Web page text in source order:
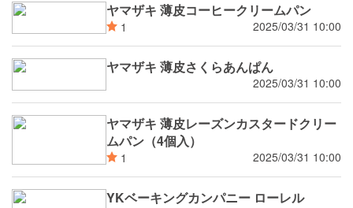
ヤマザキ 薄皮コーヒークリームパン
1 2025/03/31 10:00
ヤマザキ 薄皮さくらあんぱん
2025/03/31 10:00
ヤマザキ 薄皮レーズンカスタードクリー
ムパン（4個入）
1 2025/03/31 10:00
YKベーキングカンパニー ローレル